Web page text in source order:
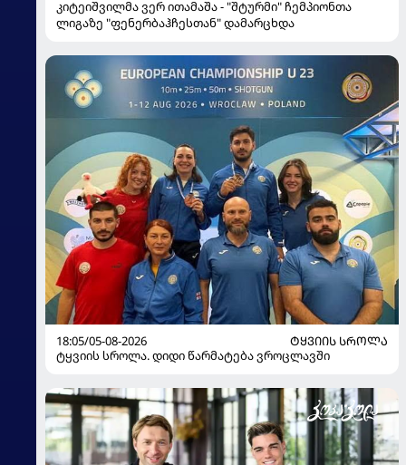
კიტეიშვილმა ვერ ითამაშა - "შტურმი" ჩემპიონთა
ლიგაზე "ფენერბაჰჩესთან" დამარცხდა
18:05/05-08-2026
ᲢᲧᲕᲘᲘᲡ ᲡᲠᲝᲚᲐ
ტყვიის სროლა. დიდი წარმატება ვროცლავში